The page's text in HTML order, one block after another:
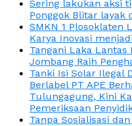
Sering lakukan aksi
Ponggok Blitar layak
SMKN 1 Plosoklaten
Karya Inovasi
Tangani Laka Lantas
Jombang Raih
Tanki Isi Solar Ilegal
Berlabel PT APE
Tulungagung, Kini
Pemeriksaan
Tanpa Sosialisasi